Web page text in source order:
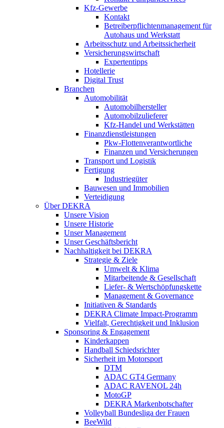
Kfz-Gewerbe
Kontakt
Betreiberpflichtenmanagement für
Autohaus und Werkstatt
Arbeitsschutz und Arbeitssicherheit
Versicherungswirtschaft
Expertentipps
Hotellerie
Digital Trust
Branchen
Automobilität
Automobilhersteller
Automobilzulieferer
Kfz-Handel und Werkstätten
Finanzdienstleistungen
Pkw‑Flottenverantwortliche
Finanzen und Versicherungen
Transport und Logistik
Fertigung
Industriegüter
Bauwesen und Immobilien
Verteidigung
Über DEKRA
Unsere Vision
Unsere Historie
Unser Management
Unser Geschäftsbericht
Nachhaltigkeit bei DEKRA
Strategie & Ziele
Umwelt & Klima
Mitarbeitende & Gesellschaft
Liefer- & Wertschöpfungskette
Management & Governance
Initiativen & Standards
DEKRA Climate Impact-Programm
Vielfalt, Gerechtigkeit und Inklusion​
Sponsoring & Engagement
Kinderkappen
Handball Schiedsrichter
Sicherheit im Motorsport
DTM
ADAC GT4 Germany
ADAC RAVENOL 24h
MotoGP
DEKRA Markenbotschafter
Volleyball Bundesliga der Frauen
BeeWild